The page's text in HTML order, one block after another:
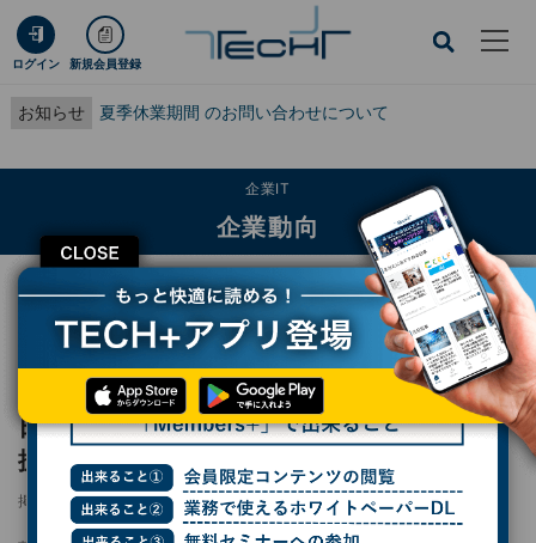
ログイン 新規会員登録
お知らせ 夏季休業期間 のお問い合わせについて
CLOSE
企業IT
企業動向
TECH+ 企業IT
企業動向
日立は2025年通期で増収増益 - Lumada事業拡大で過去最高益の8023億円
日立は2025年通期で増収増益 - Lumada事業
拡大で過去最高益の8023億円
掲載日 2026/04/30 10:18